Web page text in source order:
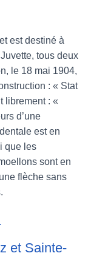
est destiné à
tous deux
le 18 mai 1904,
: « Stat
librement : «
d’une
est en
que les
sont en
flèche sans
et Sainte-